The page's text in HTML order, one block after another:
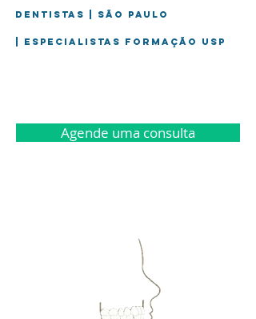
Dentistas | São Paulo
| Especialistas formação USP
Agende uma consulta